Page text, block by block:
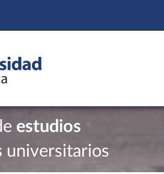
estudios
universitarios